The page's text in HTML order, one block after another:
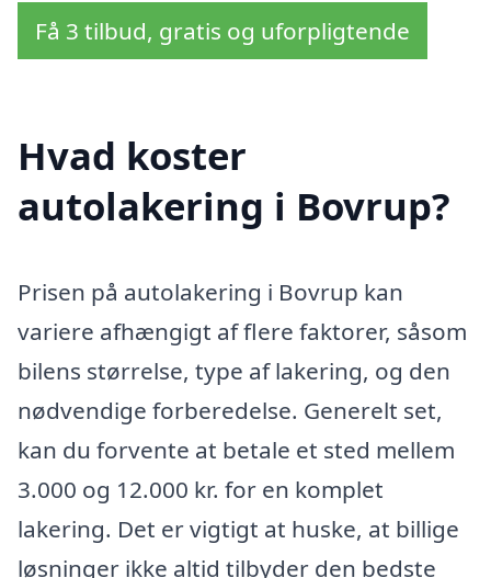
Få 3 tilbud, gratis og uforpligtende
Hvad koster
autolakering i Bovrup?
Prisen på autolakering i Bovrup kan
variere afhængigt af flere faktorer, såsom
bilens størrelse, type af lakering, og den
nødvendige forberedelse. Generelt set,
kan du forvente at betale et sted mellem
3.000 og 12.000 kr. for en komplet
lakering. Det er vigtigt at huske, at billige
løsninger ikke altid tilbyder den bedste